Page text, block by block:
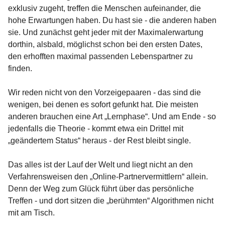
exklusiv zugeht, treffen die Menschen aufeinander, die
hohe Erwartungen haben. Du hast sie - die anderen haben
sie. Und zunächst geht jeder mit der Maximalerwartung
dorthin, alsbald, möglichst schon bei den ersten Dates,
den erhofften maximal passenden Lebenspartner zu
finden.
Wir reden nicht von den Vorzeigepaaren - das sind die
wenigen, bei denen es sofort gefunkt hat. Die meisten
anderen brauchen eine Art „Lernphase“. Und am Ende - so
jedenfalls die Theorie - kommt etwa ein Drittel mit
„geändertem Status“ heraus - der Rest bleibt single.
Das alles ist der Lauf der Welt und liegt nicht an den
Verfahrensweisen den „Online-Partnervermittlern“ allein.
Denn der Weg zum Glück führt über das persönliche
Treffen - und dort sitzen die „berühmten“ Algorithmen nicht
mit am Tisch.